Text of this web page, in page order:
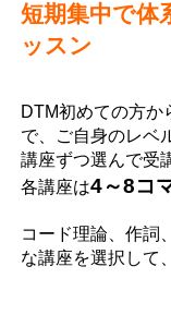
短期集中で体
ッスン
DTM初めての方か
で、ご自身のレベ
講座ずつ選んで受
各講座は4～8コ
コード理論、作詞
な講座を選択して